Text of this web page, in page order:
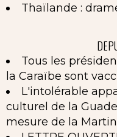
Thaïlande :
Tous les
la Caraïbe sont
L'intolérable
culturel de la
mesure de la